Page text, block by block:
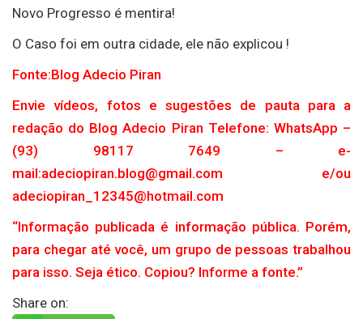
Novo Progresso é mentira!
O Caso foi em outra cidade, ele não explicou !
Fonte:Blog Adecio Piran
Envie vídeos, fotos e sugestões de pauta para a
redação do Blog Adecio Piran Telefone: WhatsApp –
(93) 98117 7649 – e-
mail:adeciopiran.blog@gmail.com e/ou
adeciopiran_12345@hotmail.com
“Informação publicada é informação pública. Porém,
para chegar até você, um grupo de pessoas trabalhou
para isso. Seja ético. Copiou? Informe a fonte.”
Share on: